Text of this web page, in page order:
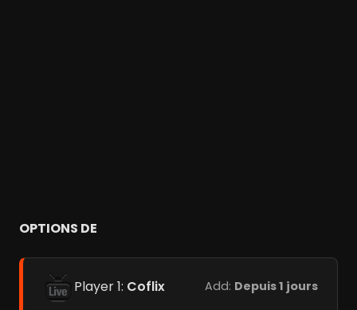
OPTIONS DE
Player 1: Coflix Add: Depuis 1 jours